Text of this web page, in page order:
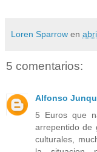
Loren Sparrow en
5 comentarios:
Alfonso
5 Euros que
arrepentido de
culturales,